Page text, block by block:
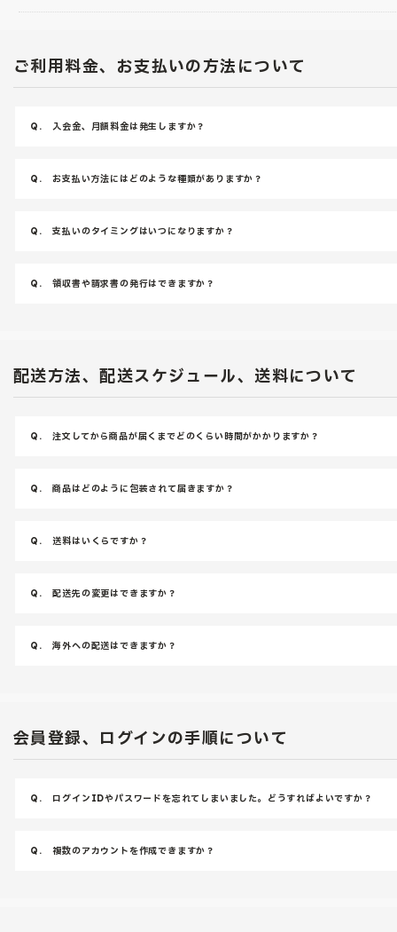
ご利用料金、お支払いの方法について
Q. 入会金、月額料金は発生しますか？
Q. お支払い方法にはどのような種類がありますか？
Q. 支払いのタイミングはいつになりますか？
Q. 領収書や請求書の発行はできますか？
配送方法、配送スケジュール、送料について
Q. 注文してから商品が届くまでどのくらい時間がかかりますか？
Q. 商品はどのように包装されて届きますか？
Q. 送料はいくらですか？
Q. 配送先の変更はできますか？
Q. 海外への配送はできますか？
会員登録、ログインの手順について
Q. ログインIDやパスワードを忘れてしまいました。どうすればよいですか？
Q. 複数のアカウントを作成できますか？